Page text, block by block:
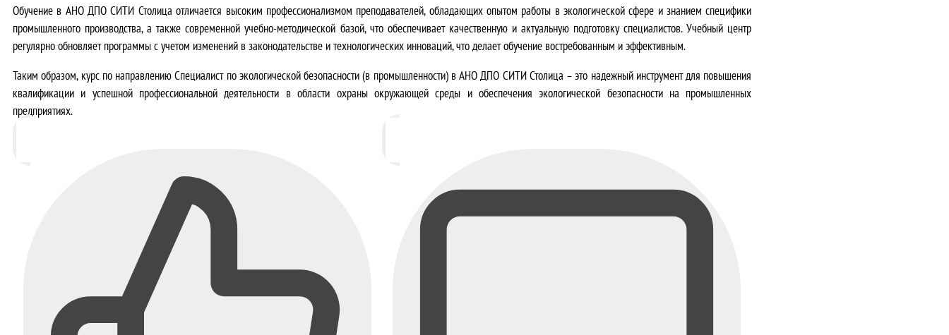
т
а
л
.
Обучение в АНО ДПО СИТИ Столица отличается высоким профессионализмом преподавателей, обладающих опытом работы в экологической сфере и знанием специфики
промышленного производства, а также современной учебно-методической базой, что обеспечивает качественную и актуальную подготовку специалистов. Учебный центр
регулярно обновляет программы с учетом изменений в законодательстве и технологических инноваций, что делает обучение востребованным и эффективным.
Таким образом, курс по направлению Специалист по экологической безопасности (в промышленности) в АНО ДПО СИТИ Столица – это надежный инструмент для повышения
квалификации и успешной профессиональной деятельности в области охраны окружающей среды и обеспечения экологической безопасности на промышленных
предприятиях.